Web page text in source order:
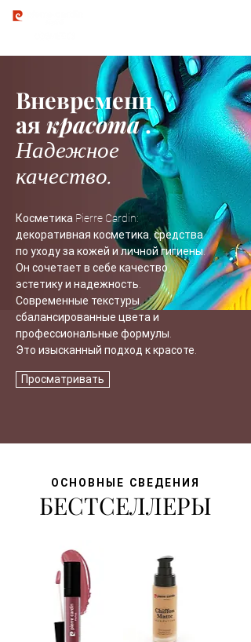
Вневременн
ая красота.
Надежное
качество.
Косметика Pierre Cardin:
декоративная косметика, средства
по уходу за кожей и личной гигиены.
Он сочетает в себе качество,
эстетику и надежность.
Современные текстуры,
сбалансированные цвета и
профессиональные формулы.
Это изысканный подход к красоте.
Просматривать
ОСНОВНЫЕ СВЕДЕНИЯ
БЕСТСЕЛЛЕРЫ